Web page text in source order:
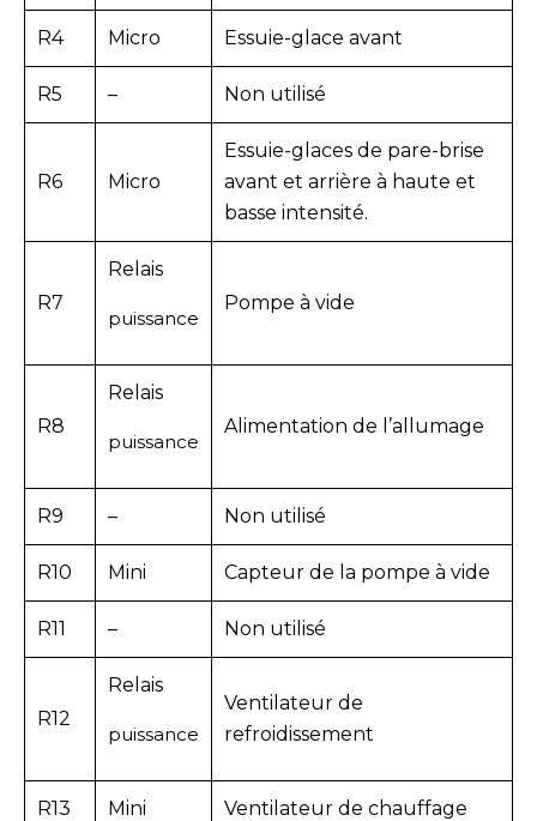
R4 Micro Essuie-glace avant
R5 – Non utilisé
R6 Micro
Essuie-glaces de pare-brise
avant et arrière à haute et
basse intensité.
R7
Relais
puissance
Pompe à vide
R8
Relais
puissance
Alimentation de l’allumage
R9 – Non utilisé
R10 Mini Capteur de la pompe à vide
R11 – Non utilisé
R12
Relais
puissance
Ventilateur de
refroidissement
R13 Mini Ventilateur de chauffage